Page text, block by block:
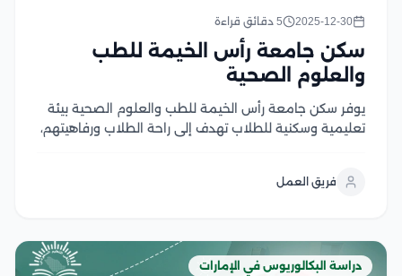
2025-12-30 5 دقائق قراءة
سكن جامعة رأس الخيمة للطب
والعلوم الصحية
يوفر سكن جامعة رأس الخيمة للطب والعلوم الصحية بيئة
تعليمية وسكنية للطلاب تهدف إلى راحة الطلاب ورفاهيتهم،
منها الإنترنت عالي السرعة وغرف للدراسة وصالات رياضية،...
فريق العمل
دراسة البكالوريوس في الإمارات